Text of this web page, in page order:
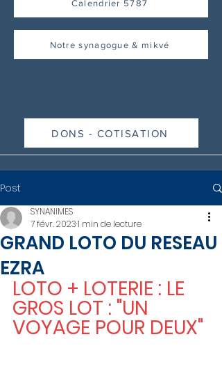
Calendrier 5787
Notre synagogue & mikvé
DONS - COTISATION
Post
GRAND LOTO DU RESEAU
EZRA
SYNANIMES
7 févr. 20231 min de lecture
LOTO + LOTERIE : LE
GROS LOT : "UN
VOYAGE POUR DEUX"